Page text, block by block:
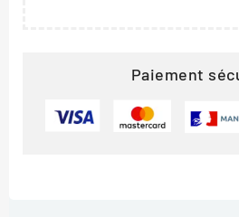
Paiement